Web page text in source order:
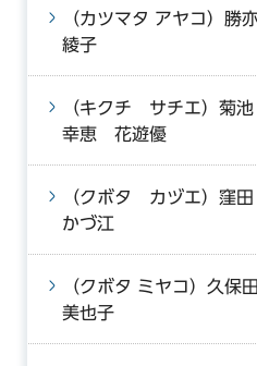
（カツマタ アヤコ）勝
綾子
（キクチ サチエ）菊池
幸恵 花遊優
（クボタ カヅエ）窪田
かづ江
（クボタ ミヤコ）久保田
美也子